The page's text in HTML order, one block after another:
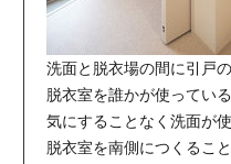
洗面と脱衣場の間に引戸
脱衣室を誰かが使ってい
気にすることなく洗面が
脱衣室を南側につくるこ